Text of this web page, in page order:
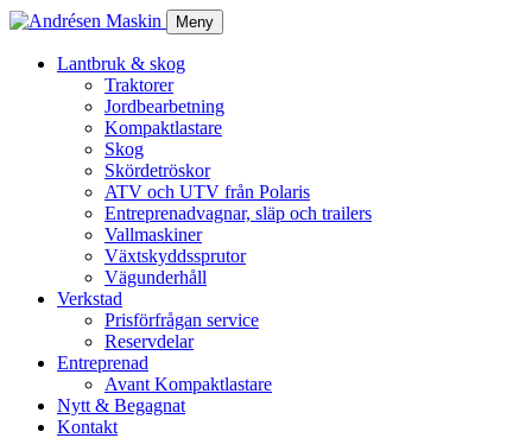
Meny
Lantbruk & skog
Traktorer
Jordbearbetning
Kompaktlastare
Skog
Skördetröskor
ATV och UTV från Polaris
Entreprenadvagnar, släp och trailers
Vallmaskiner
Växtskyddssprutor
Vägunderhåll
Verkstad
Prisförfrågan service
Reservdelar
Entreprenad
Avant Kompaktlastare
Nytt & Begagnat
Kontakt